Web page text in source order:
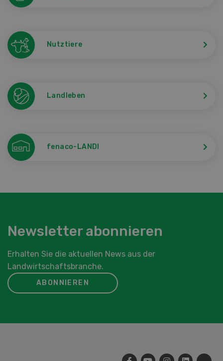
Nutztiere
Landleben
fenaco-LANDI
Newsletter abonnieren
Erhalten Sie die aktuellen News aus der
Landwirtschaftsbranche.
ABONNIEREN